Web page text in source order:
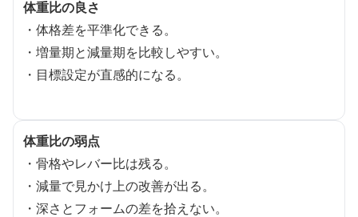
体重比の良さ
・体格差を平準化できる。
・増量期と減量期を比較しやすい。
・目標設定が直感的になる。
体重比の弱点
・骨格やレバー比は残る。
・減量で見かけ上の改善が出る。
・深さとフォームの差を拾えない。